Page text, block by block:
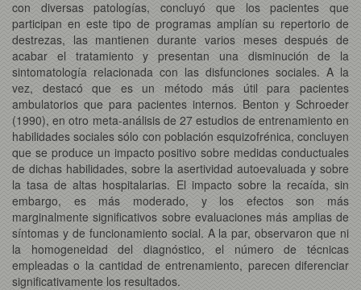
con diversas patologías, concluyó que los pacientes que
participan en este tipo de programas amplían su repertorio de
destrezas, las mantienen durante varios meses después de
acabar el tratamiento y presentan una disminución de la
sintomatología relacionada con las disfunciones sociales. A la
vez, destacó que es un método más útil para pacientes
ambulatorios que para pacientes internos. Benton y Schroeder
(1990), en otro meta-análisis de 27 estudios de entrenamiento en
habilidades sociales sólo con población esquizofrénica, concluyen
que se produce un impacto positivo sobre medidas conductuales
de dichas habilidades, sobre la asertividad autoevaluada y sobre
la tasa de altas hospitalarias. El impacto sobre la recaída, sin
embargo, es más moderado, y los efectos son más
marginalmente significativos sobre evaluaciones más amplias de
síntomas y de funcionamiento social. A la par, observaron que ni
la homogeneidad del diagnóstico, el número de técnicas
empleadas o la cantidad de entrenamiento, parecen diferenciar
significativamente los resultados.